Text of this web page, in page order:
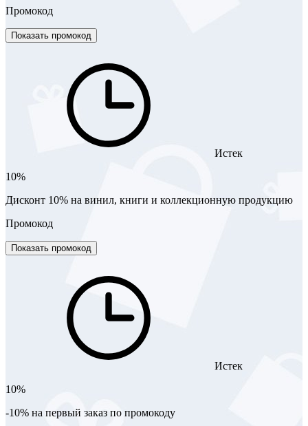
Промокод
Показать промокод
Истек
10%
Дисконт 10% на винил, книги и коллекционную продукцию
Промокод
Показать промокод
Истек
10%
-10% на первый заказ по промокоду